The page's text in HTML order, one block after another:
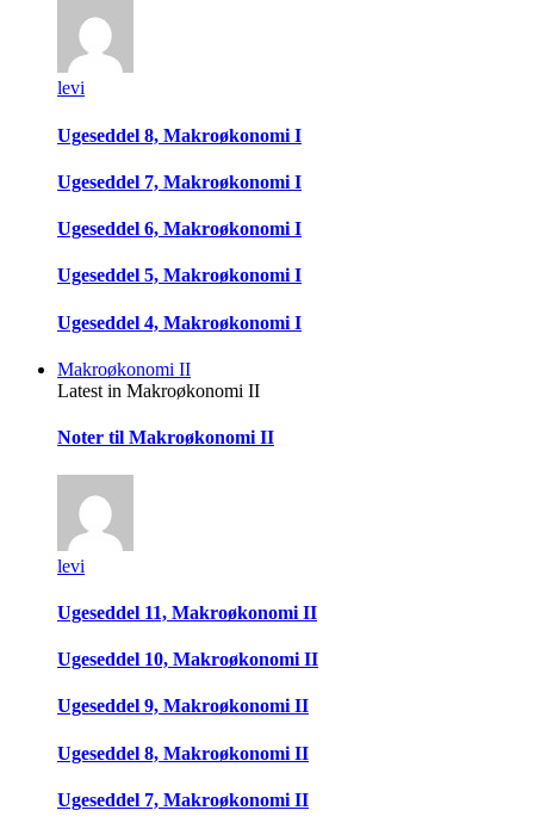
levi
Ugeseddel 8, Makroøkonomi I
Ugeseddel 7, Makroøkonomi I
Ugeseddel 6, Makroøkonomi I
Ugeseddel 5, Makroøkonomi I
Ugeseddel 4, Makroøkonomi I
Makroøkonomi II
Latest in Makroøkonomi II
Noter til Makroøkonomi II
levi
Ugeseddel 11, Makroøkonomi II
Ugeseddel 10, Makroøkonomi II
Ugeseddel 9, Makroøkonomi II
Ugeseddel 8, Makroøkonomi II
Ugeseddel 7, Makroøkonomi II